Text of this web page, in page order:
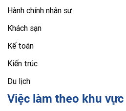
Hành chính nhân sự
Khách sạn
Kế toán
Kiến trúc
Du lịch
Việc làm theo khu vực